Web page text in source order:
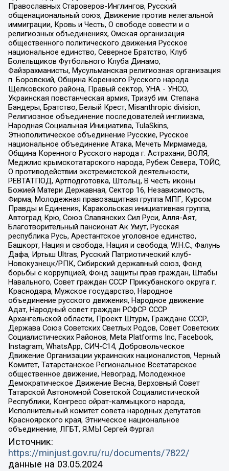
Православных Староверов-Инглингов, Русский
общенациональный союз, Движение против нелегальной
иммиграции, Кровь и Честь, О свободе совести и о
религиозных объединениях, Омская организация
общественного политического движения Русское
национальное единство, Северное Братство, Клуб
Болельщиков Футбольного Клуба Динамо,
Файзрахманисты, Мусульманская религиозная организация
п. Боровский, Община Коренного Русского народа
Щелковского района, Правый сектор, УНА - УНСО,
Украинская повстанческая армия, Тризуб им. Степана
Бандеры, Братство, Белый Крест, Misanthropic division,
Религиозное объединение последователей инглиизма,
Народная Социальная Инициатива, TulaSkins,
Этнополитическое объединение Русские, Русское
национальное объединение Атака, Мечеть Мирмамеда,
Община Коренного Русского народа г. Астрахани, ВОЛЯ,
Меджлис крымскотатарского народа, Рубеж Севера, ТОЙС,
О противодействии экстремистской деятельности,
РЕВТАТПОД, Артподготовка, Штольц, В честь иконы
Божией Матери Державная, Сектор 16, Независимость,
Фирма, Молодежная правозащитная группа МПГ, Курсом
Правды и Единения, Каракольская инициативная группа,
Автоград Крю, Союз Славянских Сил Руси, Алля-Аят,
Благотворительный пансионат Ак Умут, Русская
республика Русь, Арестантское уголовное единство,
Башкорт, Нация и свобода, Нация и свобода, W.H.С., Фалунь
Дафа, Иртыш Ultras, Русский Патриотический клуб-
Новокузнецк/РПК, Сибирский державный союз, Фонд
борьбы с коррупцией, Фонд защиты прав граждан, Штабы
Навального, Совет граждан СССР Прикубанского округа г.
Краснодара, Мужское государство, Народное
объединение русского движения, Народное движение
Адат, Народный совет граждан РСФСР СССР
Архангельской области, Проект Штурм, Граждане СССР,
Держава Союз Советских Светлых Родов, Совет Советских
Социалистических Районов, Meta Platforms Inc, Facebook,
Instagram, WhatsApp, СИЧ-С14, Добровольческое
Движение Организации украинских националистов, Черный
Комитет, Татарстанское Региональное Всетатарское
общественное движение, Невоград, Молодежное
Демократическое Движение Весна, Верховный Совет
Татарской Автономной Советской Социалистической
Республики, Конгресс ойрат-калмыцкого народа,
Исполнительный комитет совета народных депутатов
Красноярского края, Этническое национальное
объединение, ЛГБТ, Я.МЫ Сергей Фургал
Источник:
https://minjust.gov.ru/ru/documents/7822/
данные на 03.05.2024